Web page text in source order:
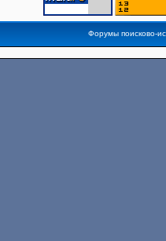
Форумы поисково-